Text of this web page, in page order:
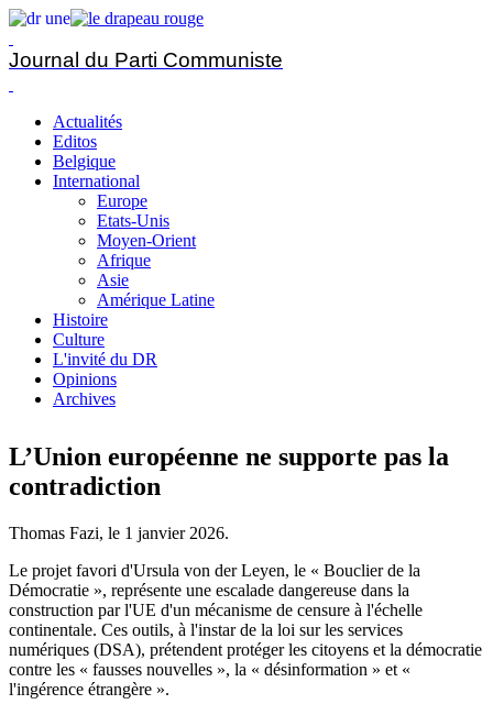
Journal du Parti Communiste
Actualités
Editos
Belgique
International
Europe
Etats-Unis
Moyen-Orient
Afrique
Asie
Amérique Latine
Histoire
Culture
L'invité du DR
Opinions
Archives
L’Union européenne ne supporte pas la
contradiction
Thomas Fazi, le 1 janvier 2026.
Le projet favori d'Ursula von der Leyen, le « Bouclier de la
Démocratie », représente une escalade dangereuse dans la
construction par l'UE d'un mécanisme de censure à l'échelle
continentale. Ces outils, à l'instar de la loi sur les services
numériques (DSA), prétendent protéger les citoyens et la démocratie
contre les « fausses nouvelles », la « désinformation » et «
l'ingérence étrangère ».